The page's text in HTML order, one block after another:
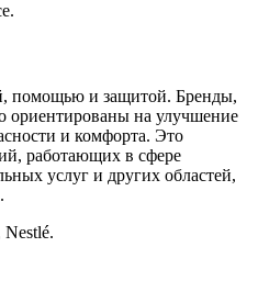
помощью и защитой. Бренды,
на улучшение
и комфорта. Это
работающих в сфере
услуг и других областей,
Nestlé.